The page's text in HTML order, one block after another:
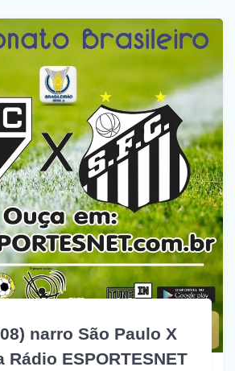
narro São Paulo X
Rádio ESPORTESNET